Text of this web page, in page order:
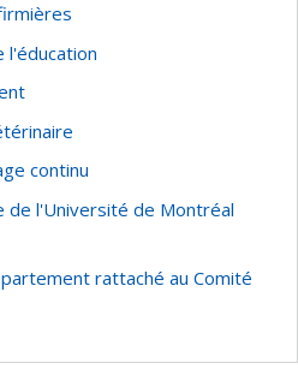
l'éducation
continu
de l'Université de Montréal
rattaché au Comité